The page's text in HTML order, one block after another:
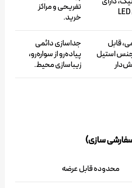
تفریحی و مراکز
خرید.
قابل
استیل
جداسازی دائمی
پیاده‌رو از سواره‌رو،
زیباسازی محیط.
سازی)
محدوده قابل عرضه